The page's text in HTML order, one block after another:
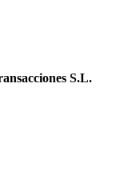
S.L.